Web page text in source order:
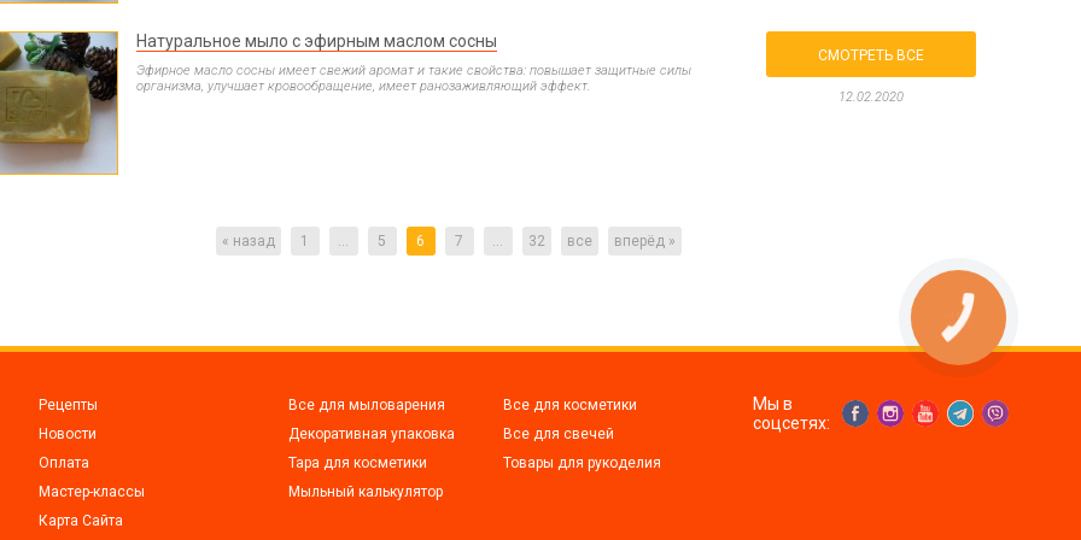
Натуральное мыло с эфирным маслом сосны
Эфирное масло сосны имеет свежий аромат и такие свойства: повышает защитные силы
организма, улучшает кровообращение, имеет ранозаживляющий эффект.
СМОТРЕТЬ ВСЕ
12.02.2020
« назад 1 ... 5 6 7 ... 32 все вперёд »
Рецепты
Новости
Оплата
Мастер-классы
Карта Сайта
Все для мыловарения
Все для косметики
Декоративная упаковка
Все для свечей
Тара для косметики
Товары для рукоделия
Мыльный калькулятор
Мы в
соцсетях:
КНОПКА
ЗВ'ЯЗКУ